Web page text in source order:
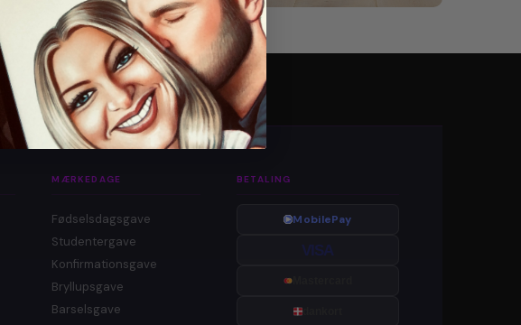
MÆRKEDAGE
Fødselsdagsgave
Studentergave
Konfirmationsgave
Bryllupsgave
Barselsgave
BETALING
MobilePay
VISA
Mastercard
dankort